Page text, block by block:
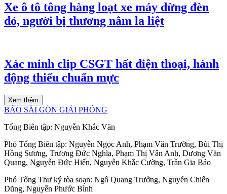
Xe ô tô tông hàng loạt xe máy dừng đèn
đỏ, người bị thương nằm la liệt
Xác minh clip CSGT hất điện thoại, hành
động thiếu chuẩn mực
Xem thêm
BÁO SÀI GÒN GIẢI PHÓNG
Tổng Biên tập: Nguyễn Khắc Văn
Phó Tổng Biên tập: Nguyễn Ngọc Anh, Phạm Văn Trường, Bùi Thị
Hồng Sương, Trương Đức Nghĩa, Phạm Thị Vân Anh, Dương Văn
Quang, Nguyễn Đức Hiển, Nguyễn Khắc Cường, Trần Gia Bảo
Phó Tổng Thư ký tòa soạn: Ngô Quang Trưởng, Nguyễn Chiến
Dũng, Nguyễn Phước Bình